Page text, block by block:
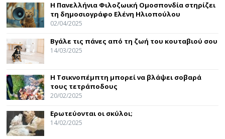
Η Πανελλήνια Φιλοζωική Ομοσπονδία στηρίζει
τη δημοσιογράφο Ελένη Ηλιοπούλου
02/04/2025
Βγάλε τις πάνες από τη ζωή του κουταβιού σου
14/03/2025
Η Τσικνοπέμπτη μπορεί να βλάψει σοβαρά
τους τετράποδους
20/02/2025
Ερωτεύονται οι σκύλοι;
14/02/2025